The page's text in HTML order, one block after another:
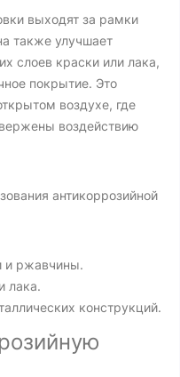
выходят за рамки
также улучшает
слоев краски или лака,
покрытие. Это
воздухе, где
воздействию
антикоррозийной
и ржавчины.
лака.
конструкций.